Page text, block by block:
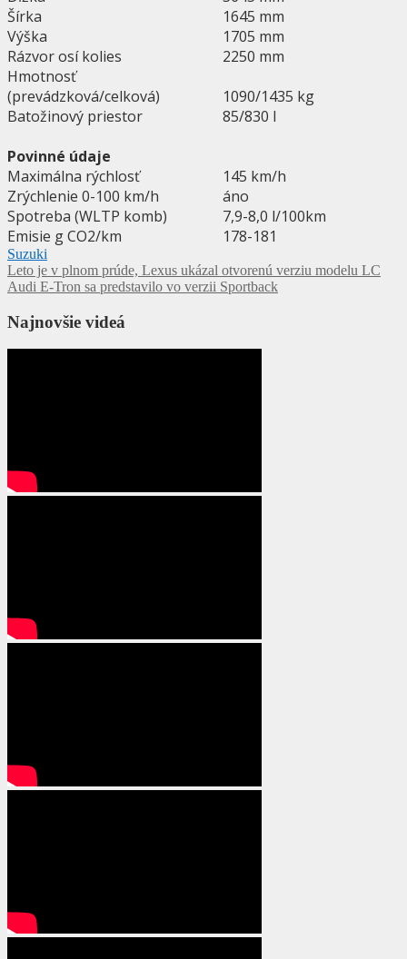
Šírka
1645 mm
Výška
1705 mm
Rázvor osí kolies
2250 mm
Hmotnosť
(prevádzková/celková)
1090/1435 kg
Batožinový priestor
85/830 l
Povinné údaje
Maximálna rýchlosť
145 km/h
Zrýchlenie 0-100 km/h
áno
Spotreba (WLTP komb)
7,9-8,0 l/100km
Emisie g CO2/km
178-181
Suzuki
Navigácia
v
článku
Leto je v plnom prúde, Lexus ukázal otvorenú verziu modelu LC
Audi E-Tron sa predstavilo vo verzii Sportback
Najnovšie videá